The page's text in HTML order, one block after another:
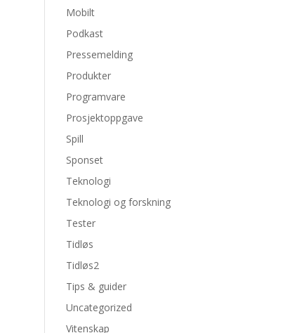
Mobilt
Podkast
Pressemelding
Produkter
Programvare
Prosjektoppgave
Spill
Sponset
Teknologi
Teknologi og forskning
Tester
Tidløs
Tidløs2
Tips & guider
Uncategorized
Vitenskap